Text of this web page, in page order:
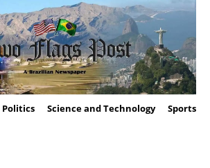
Politics Science and Technology Sports